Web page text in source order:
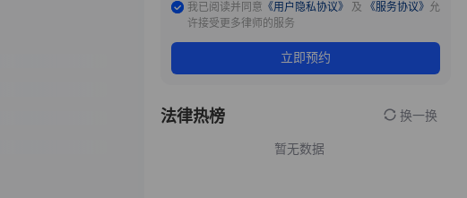
我已阅读并同意 《用户隐私协议》 及 《服务协议》 允
许接受更多律师的服务
立即预约
法律热榜 换一换
暂无数据